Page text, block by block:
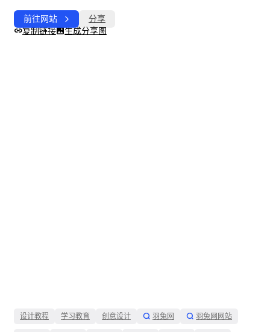
前往网站
分享
复制链接
生成分享图
设计教程 学习教育 创意设计 羽兔网 羽兔网网站